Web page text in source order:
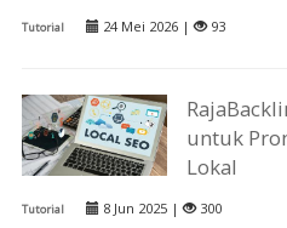
Tutorial 24 Mei 2026 | 93
untuk
Lokal
Tutorial 8 Jun 2025 | 300